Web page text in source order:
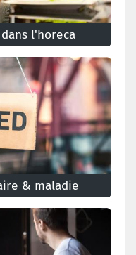
l'horeca
& maladie